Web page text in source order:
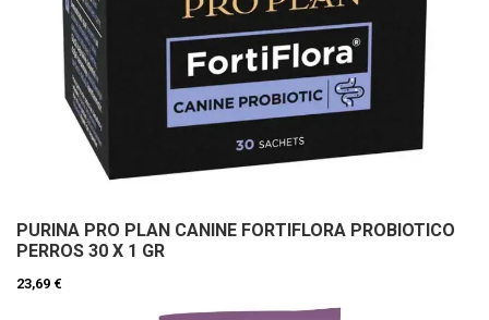
PURINA PRO PLAN CANINE FORTIFLORA PROBIOTICO
PERROS 30 X 1 GR
23,69 €